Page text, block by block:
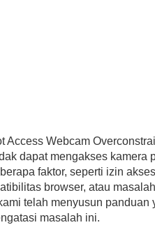
Access Webcam
dapat mengakses kamera
faktor, seperti izin
browser, atau
telah menyusun panduan
masalah ini.